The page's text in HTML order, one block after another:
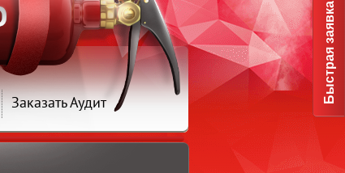
Заказать Аудит Быстрая заявка